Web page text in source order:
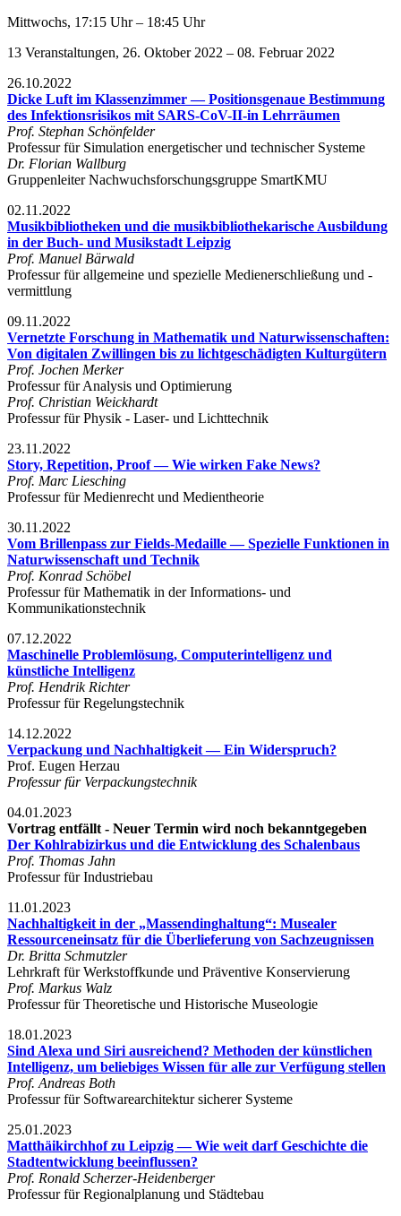
Mittwochs, 17:15 Uhr – 18:45 Uhr
13 Veranstaltungen, 26. Oktober 2022 – 08. Februar 2022
26.10.2022
Dicke Luft im Klassenzimmer — Positionsgenaue Bestimmung
des Infektionsrisikos mit SARS-CoV-II-in Lehrräumen
Prof. Stephan Schönfelder
Professur für Simulation energetischer und technischer Systeme
Dr. Florian Wallburg
Gruppenleiter Nachwuchsforschungsgruppe SmartKMU
02.11.2022
Musikbibliotheken und die musikbibliothekarische Ausbildung
in der Buch- und Musikstadt Leipzig
Prof. Manuel Bärwald
Professur für allgemeine und spezielle Medienerschließung und -
vermittlung
09.11.2022
Vernetzte Forschung in Mathematik und Naturwissenschaften:
Von digitalen Zwillingen bis zu lichtgeschädigten Kulturgütern
Prof. Jochen Merker
Professur für Analysis und Optimierung
Prof. Christian Weickhardt
Professur für Physik - Laser- und Lichttechnik
23.11.2022
Story, Repetition, Proof — Wie wirken Fake News?
Prof. Marc Liesching
Professur für Medienrecht und Medientheorie
30.11.2022
Vom Brillenpass zur Fields-Medaille — Spezielle Funktionen in
Naturwissenschaft und Technik
Prof. Konrad Schöbel
Professur für Mathematik in der Informations- und
Kommunikationstechnik
07.12.2022
Maschinelle Problemlösung, Computerintelligenz und
künstliche Intelligenz
Prof. Hendrik Richter
Professur für Regelungstechnik
14.12.2022
Verpackung und Nachhaltigkeit — Ein Widerspruch?
Prof. Eugen Herzau
Professur für Verpackungstechnik
04.01.2023
Vortrag entfällt - Neuer Termin wird noch bekanntgegeben
Der Kohlrabizirkus und die Entwicklung des Schalenbaus
Prof. Thomas Jahn
Professur für Industriebau
11.01.2023
Nachhaltigkeit in der „Massendinghaltung“: Musealer
Ressourceneinsatz für die Überlieferung von Sachzeugnissen
Dr. Britta Schmutzler
Lehrkraft für Werkstoffkunde und Präventive Konservierung
Prof. Markus Walz
Professur für Theoretische und Historische Museologie
18.01.2023
Sind Alexa und Siri ausreichend? Methoden der künstlichen
Intelligenz, um beliebiges Wissen für alle zur Verfügung stellen
Prof. Andreas Both
Professur für Softwarearchitektur sicherer Systeme
25.01.2023
Matthäikirchhof zu Leipzig — Wie weit darf Geschichte die
Stadtentwicklung beeinflussen?
Prof. Ronald Scherzer-Heidenberger
Professur für Regionalplanung und Städtebau